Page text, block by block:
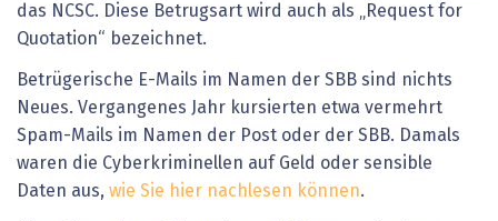
das NCSC. Diese Betrugsart wird auch als „Request for
Quotation“ bezeichnet.
Betrügerische E-Mails im Namen der SBB sind nichts
Neues. Vergangenes Jahr kursierten etwa vermehrt
Spam-Mails im Namen der Post oder der SBB. Damals
waren die Cyberkriminellen auf Geld oder sensible
Daten aus, wie Sie hier nachlesen können.